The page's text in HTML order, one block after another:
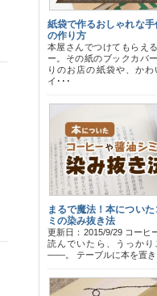
紙袋で作るおしゃれな
の作り方
本屋さんでつけてもらえ
ー。その紙のブックカバ
りのお店の紙袋や、か
イ･･･
まるで魔法！本につい
ミの染み抜き法
更新日：2015/9/29 コーヒ
読んでいたら、うっかり
――。 テーブルに本を置き